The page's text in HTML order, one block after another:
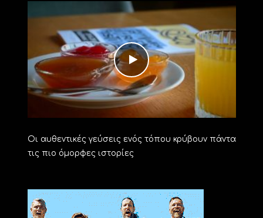
Οι αυθεντικές γεύσεις ενός τόπου κρύβουν πάντα
τις πιο όμορφες ιστορίες